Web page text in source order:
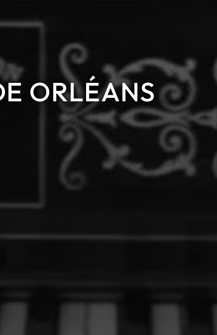
ORLÉANS